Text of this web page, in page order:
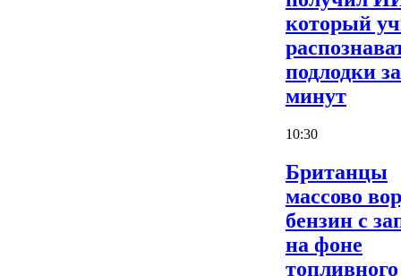
который
подлодки
минут
10:30
Британцы
массово
бензин с
на фоне
топливного